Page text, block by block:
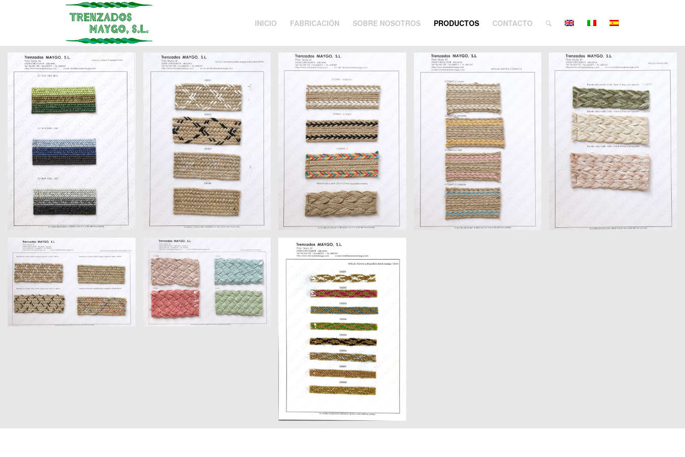
INICIO FABRICACIÓN SOBRE NOSOTROS PRODUCTOS CONTACTO